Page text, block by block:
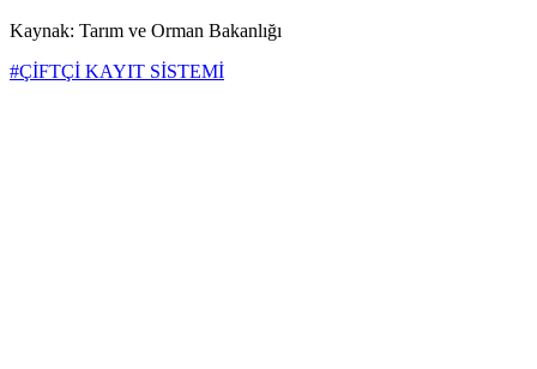
Kaynak: Tarım ve Orman Bakanlığı
#ÇİFTÇİ KAYIT SİSTEMİ